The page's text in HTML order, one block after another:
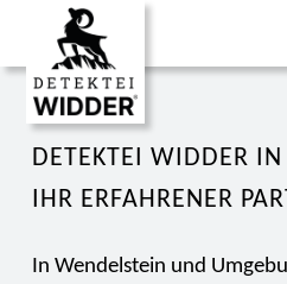
DETEKTEI WIDDER
IHR ERFAHRENER
In Wendelstein und